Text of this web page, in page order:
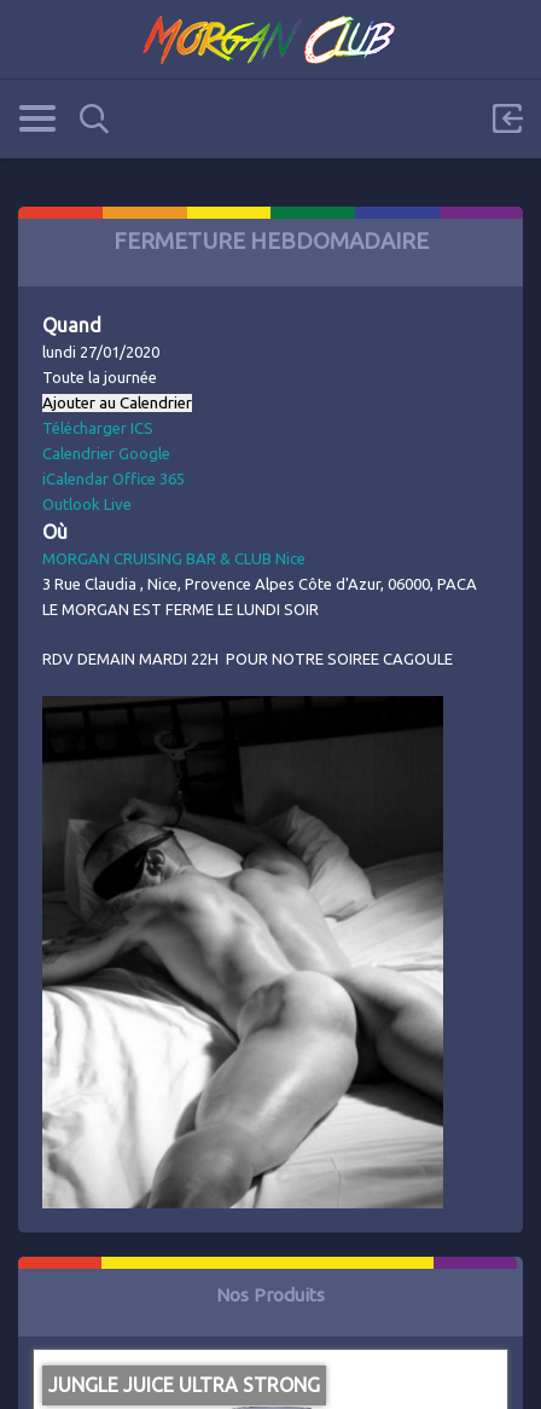
FERMETURE HEBDOMADAIRE
Quand
lundi 27/01/2020
Toute la journée
Ajouter au Calendrier
Télécharger ICS
Calendrier Google
iCalendar Office 365
Outlook Live
Où
MORGAN CRUISING BAR & CLUB Nice
3 Rue Claudia , Nice, Provence Alpes Côte d'Azur, 06000, PACA
LE MORGAN EST FERME LE LUNDI SOIR
RDV DEMAIN MARDI 22H POUR NOTRE SOIREE CAGOULE
Nos Produits
JUNGLE JUICE ULTRA STRONG